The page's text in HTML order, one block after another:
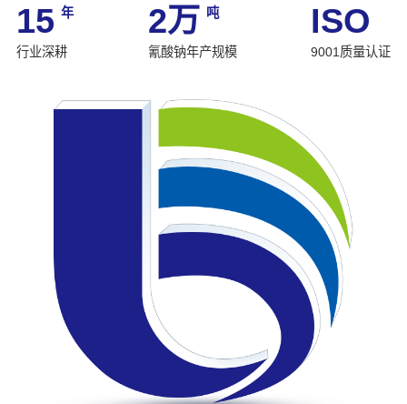
15 年
行业深耕
2万 吨
氰酸钠年产规模
ISO
9001质量认证